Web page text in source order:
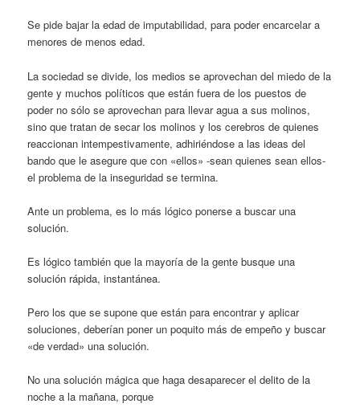
Se pide bajar la edad de imputabilidad, para poder encarcelar a
menores de menos edad.
La sociedad se divide, los medios se aprovechan del miedo de la
gente y muchos políticos que están fuera de los puestos de
poder no sólo se aprovechan para llevar agua a sus molinos,
sino que tratan de secar los molinos y los cerebros de quienes
reaccionan intempestivamente, adhiriéndose a las ideas del
bando que le asegure que con «ellos» -sean quienes sean ellos-
el problema de la inseguridad se termina.
Ante un problema, es lo más lógico ponerse a buscar una
solución.
Es lógico también que la mayoría de la gente busque una
solución rápida, instantánea.
Pero los que se supone que están para encontrar y aplicar
soluciones, deberían poner un poquito más de empeño y buscar
«de verdad» una solución.
No una solución mágica que haga desaparecer el delito de la
noche a la mañana, porque